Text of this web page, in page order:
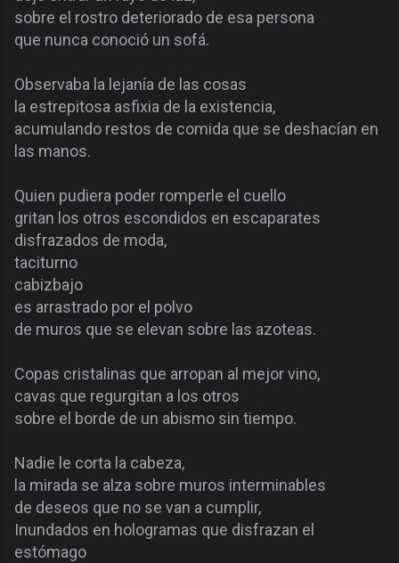
sobre el rostro deteriorado de esa persona
que nunca conoció un sofá.
Observaba la lejanía de las cosas
la estrepitosa asfixia de la existencia,
acumulando restos de comida que se deshacían en
las manos.
Quien pudiera poder romperle el cuello
gritan los otros escondidos en escaparates
disfrazados de moda,
taciturno
cabizbajo
es arrastrado por el polvo
de muros que se elevan sobre las azoteas.
Copas cristalinas que arropan al mejor vino,
cavas que regurgitan a los otros
sobre el borde de un abismo sin tiempo.
Nadie le corta la cabeza,
la mirada se alza sobre muros interminables
de deseos que no se van a cumplir,
Inundados en hologramas que disfrazan el
estómago